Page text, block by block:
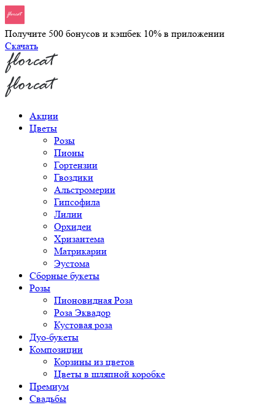
Получите 500 бонусов и кэшбек 10% в приложении
Скачать
Акции
Цветы
Розы
Пионы
Гортензии
Гвоздики
Альстромерии
Гипсофила
Лилии
Орхидеи
Хризантема
Матрикарии
Эустома
Сборные букеты
Розы
Пионовидная Роза
Роза Эквадор
Кустовая роза
Дуо-букеты
Композиции
Корзины из цветов
Цветы в шляпной коробке
Премиум
Свадьбы